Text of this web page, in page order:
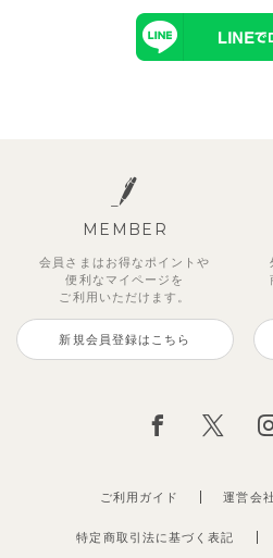
MEMBER
会員さまはお得なポイントや
便利な マイページを
ご利用いただけます。
新規会員登録はこちら
ご利用ガイド 運営会社
特定商取引法に基づく表記